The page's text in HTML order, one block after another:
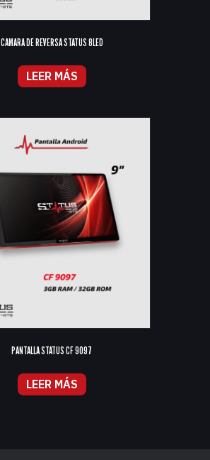
CAMARA DE REVERSA STATUS 8LED
LEER MÁS
PANTALLA STATUS CF 9097
LEER MÁS